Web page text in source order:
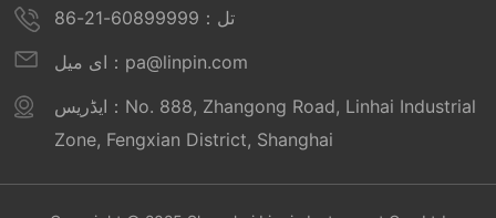
تل：60899999-21-86
ای میل：pa@linpin.com
ایڈریس：No. 888, Zhangong Road, Linhai Industrial
Zone, Fengxian District, Shanghai